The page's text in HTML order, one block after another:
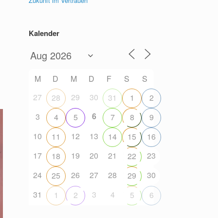
Kalender
M D M D F S
S
27
28 29 30 31 1
2
3
4 5 6 7 8
9
10
11 12 13 14 15
16
17
18 19 20 21 22
23
24
25 26 27 28 29
30
31
1 2 3 4 5 6